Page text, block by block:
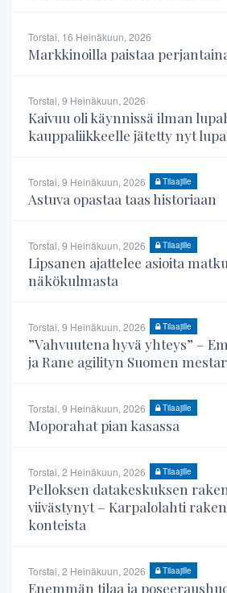
Torstai, 16 Heinäkuun, 2026
Markkinoilla paistaa
Torstai, 9 Heinäkuun, 2026
Kaivuu oli käynnissä ilman
kauppaliikkeelle jätetty nyt
Torstai, 9 Heinäkuun, 2026 Tilaajille
Astuva opastaa taas historiaan
Torstai, 9 Heinäkuun, 2026 Tilaajille
Lipsanen ajattelee asioita
näkökulmasta
Torstai, 9 Heinäkuun, 2026 Tilaajille
”Vahvuutena hyvä yhteys” –
ja Rane agilityn Suomen
Torstai, 9 Heinäkuun, 2026 Tilaajille
Moporahat pian kasassa
Torstai, 2 Heinäkuun, 2026 Tilaajille
Pelloksen datakeskuksen
viivästynyt – Karpalolahti
konteista
Torstai, 2 Heinäkuun, 2026 Tilaajille
Enemmän tilaa ja